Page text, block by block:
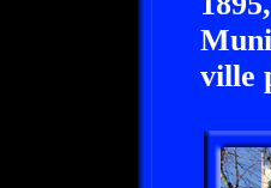
ville